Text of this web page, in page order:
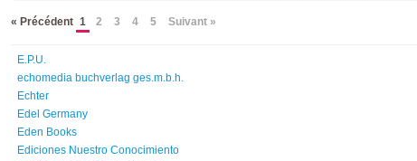
« Précédent 1 2 3 4 5 Suivant »
E.P.U.
echomedia buchverlag ges.m.b.h.
Echter
Edel Germany
Eden Books
Ediciones Nuestro Conocimiento